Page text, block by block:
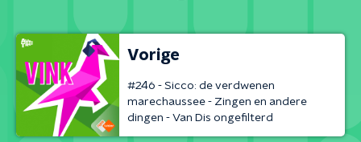
Vorige
#246 - Sicco: de verdwenen
marechaussee - Zingen en andere
dingen - Van Dis ongefilterd